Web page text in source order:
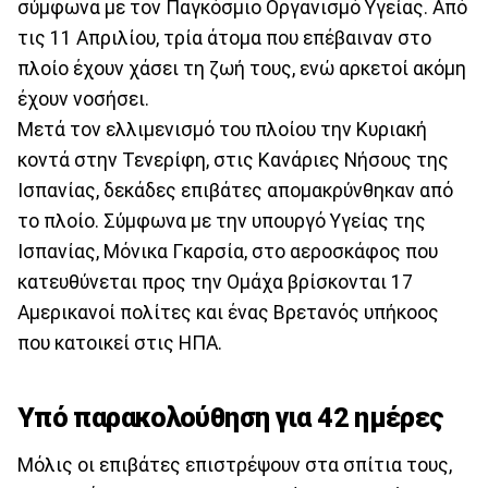
σύμφωνα με τον Παγκόσμιο Οργανισμό Υγείας. Από
τις 11 Απριλίου, τρία άτομα που επέβαιναν στο
πλοίο έχουν χάσει τη ζωή τους, ενώ αρκετοί ακόμη
έχουν νοσήσει.
Μετά τον ελλιμενισμό του πλοίου την Κυριακή
κοντά στην Τενερίφη, στις Κανάριες Νήσους της
Ισπανίας, δεκάδες επιβάτες απομακρύνθηκαν από
το πλοίο. Σύμφωνα με την υπουργό Υγείας της
Ισπανίας, Μόνικα Γκαρσία, στο αεροσκάφος που
κατευθύνεται προς την Ομάχα βρίσκονται 17
Αμερικανοί πολίτες και ένας Βρετανός υπήκοος
που κατοικεί στις ΗΠΑ.
Υπό παρακολούθηση για 42 ημέρες
Μόλις οι επιβάτες επιστρέψουν στα σπίτια τους,